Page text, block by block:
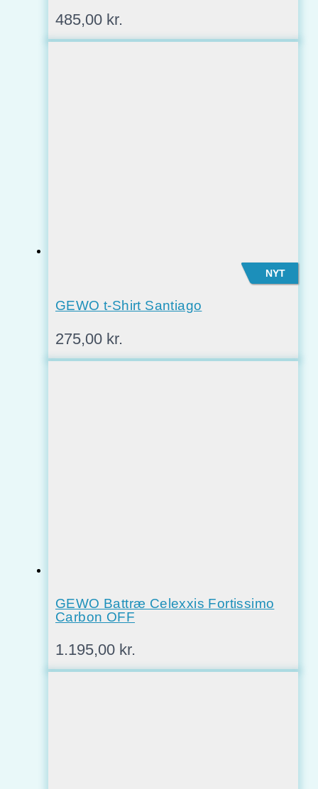
485,00 kr.
NYT
GEWO t-Shirt Santiago
275,00 kr.
GEWO Battræ Celexxis Fortissimo
Carbon OFF
1.195,00 kr.